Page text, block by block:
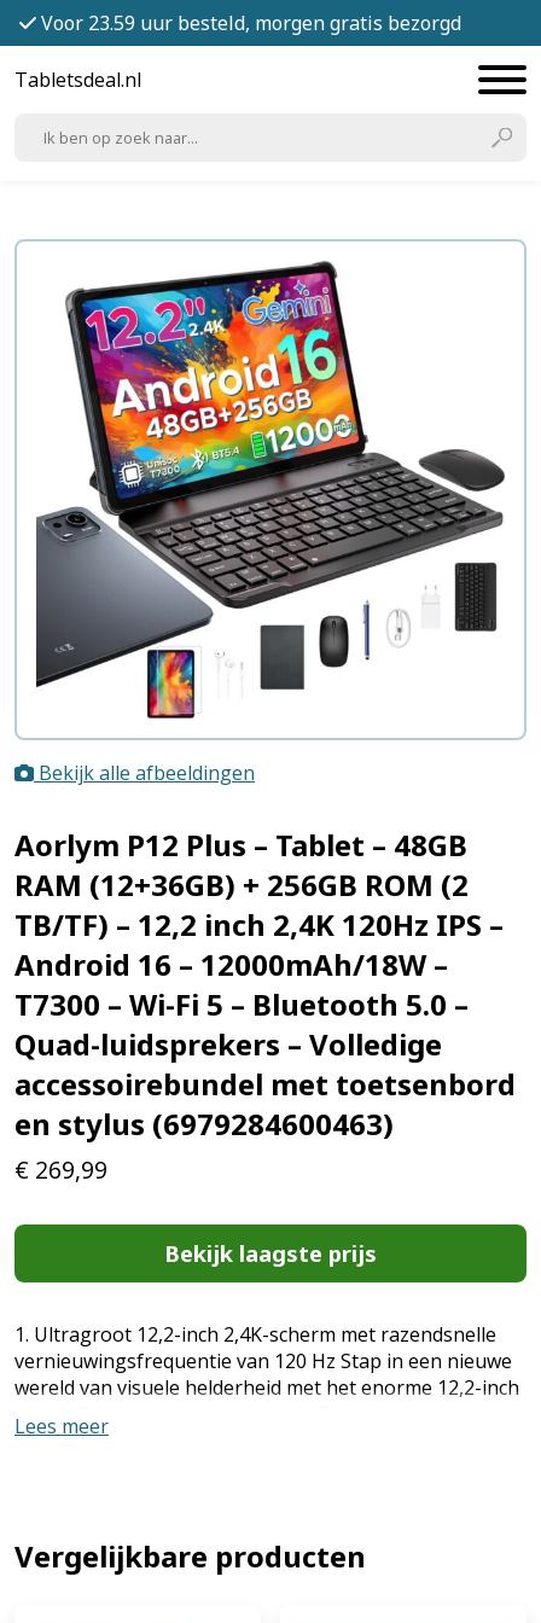
Voor 23.59 uur besteld, morgen gratis bezorgd
Tabletsdeal.nl
Bekijk alle afbeeldingen
Aorlym P12 Plus – Tablet – 48GB
RAM (12+36GB) + 256GB ROM (2
TB/TF) – 12,2 inch 2,4K 120Hz IPS –
Android 16 – 12000mAh/18W –
T7300 – Wi-Fi 5 – Bluetooth 5.0 –
Quad-luidsprekers – Volledige
accessoirebundel met toetsenbord
en stylus (6979284600463)
€ 269,99
Bekijk laagste prijs
1. Ultragroot 12,2-inch 2,4K-scherm met razendsnelle
vernieuwingsfrequentie van 120 Hz Stap in een nieuwe
wereld van visuele helderheid met het enorme 12,2-inch
in-cell IPS-scherm met een verbluffende resolutie van
2400x1600 (2,4K) en een ultravloeiende
84,22% bieden voldoende ruimte voor multitasking,
lezen of genieten van high-definition inhoud. Met een
Lees meer
Vergelijkbare producten